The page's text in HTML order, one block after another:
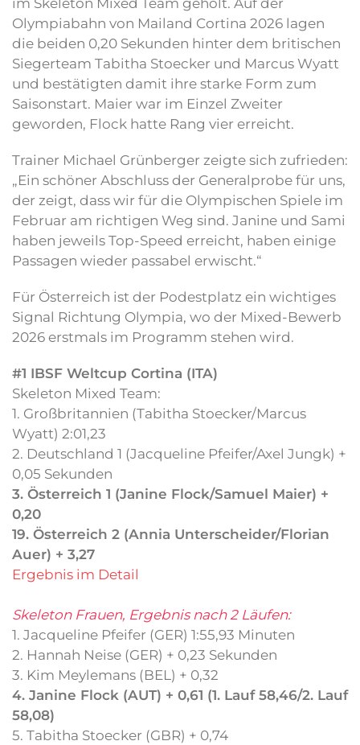
Olympiabahn von Mailand Cortina 2026 lagen
die beiden 0,20 Sekunden hinter dem britischen
Siegerteam Tabitha Stoecker und Marcus Wyatt
und bestätigten damit ihre starke Form zum
Saisonstart. Maier war im Einzel Zweiter
geworden, Flock hatte Rang vier erreicht.
Trainer Michael Grünberger zeigte sich zufrieden:
„Ein schöner Abschluss der Generalprobe für uns,
der zeigt, dass wir für die Olympischen Spiele im
Februar am richtigen Weg sind. Janine und Sami
haben jeweils Top-Speed erreicht, haben einige
Passagen wieder passabel erwischt.“
Für Österreich ist der Podestplatz ein wichtiges
Signal Richtung Olympia, wo der Mixed-Bewerb
2026 erstmals im Programm stehen wird.
#1 IBSF Weltcup Cortina (ITA)
Skeleton Mixed Team:
1. Großbritannien (Tabitha Stoecker/Marcus
Wyatt) 2:01,23
2. Deutschland 1 (Jacqueline Pfeifer/Axel Jungk) +
0,05 Sekunden
3. Österreich 1 (Janine Flock/Samuel Maier) +
0,20
19. Österreich 2 (Annia Unterscheider/Florian
Auer) + 3,27
Ergebnis im Detail
Skeleton Frauen, Ergebnis nach 2 Läufen:
1. Jacqueline Pfeifer (GER) 1:55,93 Minuten
2. Hannah Neise (GER) + 0,23 Sekunden
3. Kim Meylemans (BEL) + 0,32
4. Janine Flock (AUT) + 0,61 (1. Lauf 58,46/2. Lauf
58,08)
5. Tabitha Stoecker (GBR) + 0,74